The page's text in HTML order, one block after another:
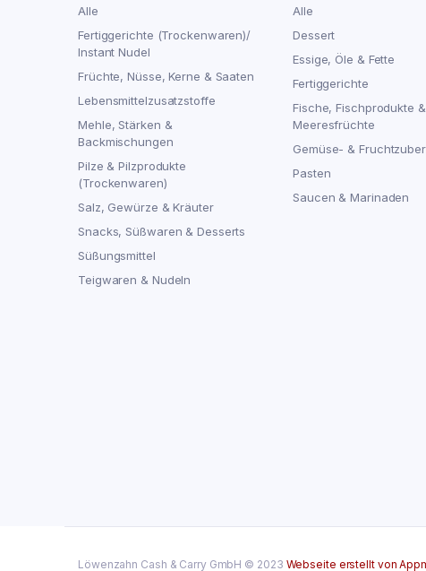
Alle
Fertiggerichte (Trockenwaren)/
Instant Nudel
Früchte, Nüsse, Kerne & Saaten
Lebensmittelzusatzstoffe
Mehle, Stärken &
Backmischungen
Pilze & Pilzprodukte
(Trockenwaren)
Salz, Gewürze & Kräuter
Snacks, Süßwaren & Desserts
Süßungsmittel
Teigwaren & Nudeln
Alle
Dessert
Essige, Öle & Fette
Fertiggerichte
Fische, Fischprodukte &
Meeresfrüchte
Gemüse- &
Pasten
Saucen & Marinaden
Löwenzahn Cash & Carry GmbH © 2023 Webseite erstellt von